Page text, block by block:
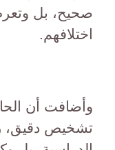
صحيح، بل
اختلافهم.
وأضافت أن
تشخيص دقيق،